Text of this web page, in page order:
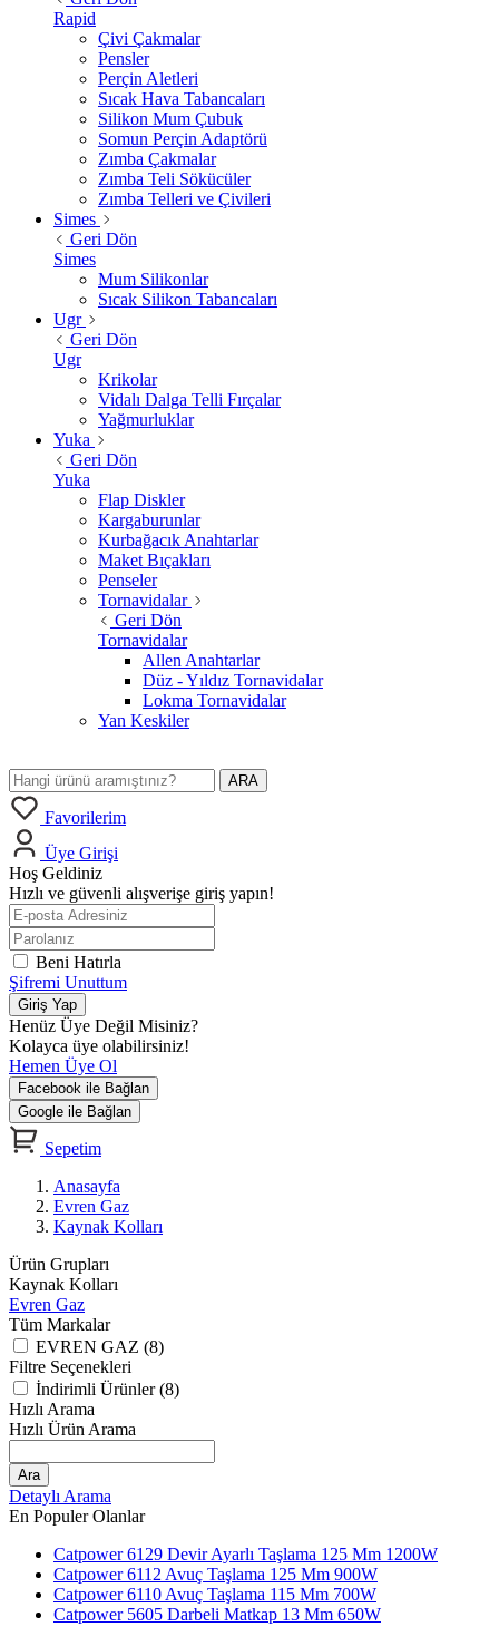
Rapid
Çivi Çakmalar
Pensler
Perçin Aletleri
Sıcak Hava Tabancaları
Silikon Mum Çubuk
Somun Perçin Adaptörü
Zımba Çakmalar
Zımba Teli Sökücüler
Zımba Telleri ve Çivileri
Simes
Geri Dön
Simes
Mum Silikonlar
Sıcak Silikon Tabancaları
Ugr
Geri Dön
Ugr
Krikolar
Vidalı Dalga Telli Fırçalar
Yağmurluklar
Yuka
Geri Dön
Yuka
Flap Diskler
Kargaburunlar
Kurbağacık Anahtarlar
Maket Bıçakları
Penseler
Tornavidalar
Geri Dön
Tornavidalar
Allen Anahtarlar
Düz - Yıldız Tornavidalar
Lokma Tornavidalar
Yan Keskiler
ARA
Favorilerim
Üye Girişi
Hoş Geldiniz
Hızlı ve güvenli alışverişe giriş yapın!
Beni Hatırla
Şifremi Unuttum
Giriş Yap
Henüz Üye Değil Misiniz?
Kolayca üye olabilirsiniz!
Hemen Üye Ol
Facebook ile Bağlan
Google ile Bağlan
Sepetim
Anasayfa
Evren Gaz
Kaynak Kolları
Ürün Grupları
Kaynak Kolları
Evren Gaz
Tüm Markalar
EVREN GAZ (8)
Filtre Seçenekleri
İndirimli Ürünler (8)
Hızlı Arama
Hızlı Ürün Arama
Ara
Detaylı Arama
En Populer Olanlar
Catpower 6129 Devir Ayarlı Taşlama 125 Mm 1200W
Catpower 6112 Avuç Taşlama 125 Mm 900W
Catpower 6110 Avuç Taşlama 115 Mm 700W
Catpower 5605 Darbeli Matkap 13 Mm 650W